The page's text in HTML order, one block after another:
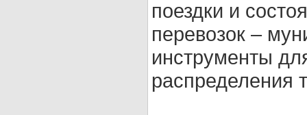
поездки и
перевозок –
инструменты
распределения